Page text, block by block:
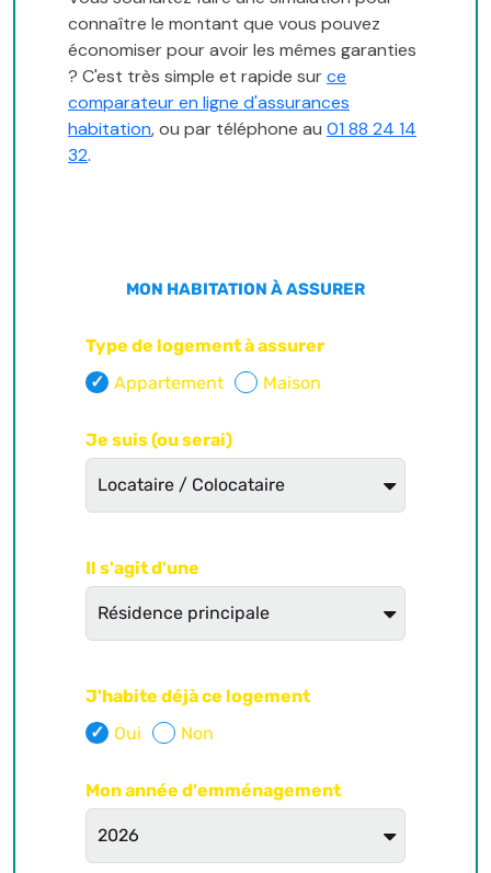
connaître le montant que vous pouvez
économiser pour avoir les mêmes garanties
? C'est très simple et rapide surce
comparateur en ligne d'assurances
habitation, ou par téléphone au 01 88 24 14
32.